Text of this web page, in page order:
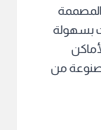
بسهولة
مصنوعة من